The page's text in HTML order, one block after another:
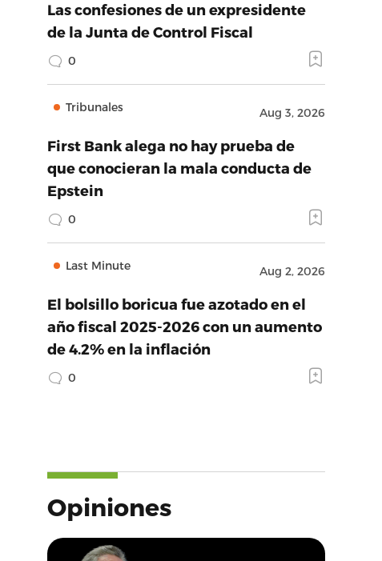
Las confesiones de un expresidente
de la Junta de Control Fiscal
0
Tribunales Aug 3, 2026
First Bank alega no hay prueba de
que conocieran la mala conducta de
Epstein
0
Last Minute Aug 2, 2026
El bolsillo boricua fue azotado en el
año fiscal 2025-2026 con un aumento
de 4.2% en la inflación
0
Opiniones